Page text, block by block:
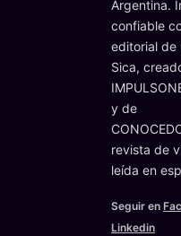
Argentina.
confiable
editorial de
Sica,
y de
revista de
leída en
Seguir en
Linkedin